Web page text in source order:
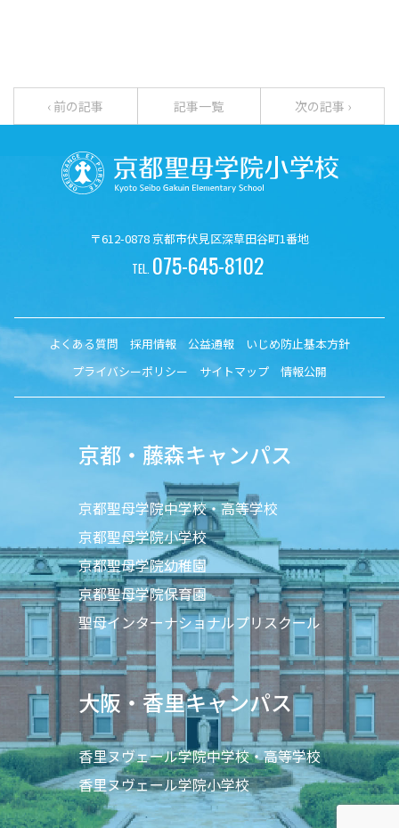
‹ 前の記事 記事一覧 次の記事 ›
〒612-0878 京都市伏見区深草田谷町1番地
TEL. 075-645-8102
よくある質問 採用情報 公益通報
いじめ防止基本方針
プライバシーポリシー
サイトマップ 情報公開
京都・藤森キャンパス
京都聖母学院中学校・高等学校
京都聖母学院小学校
京都聖母学院幼稚園
京都聖母学院保育園
聖母インターナショナルプリスクール
大阪・香里キャンパス
香里ヌヴェール学院中学校・高等学校
香里ヌヴェール学院小学校